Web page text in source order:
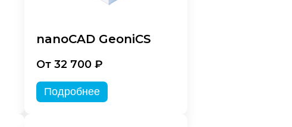
nanoCAD GeoniCS
От 32 700 ₽
Подробнее